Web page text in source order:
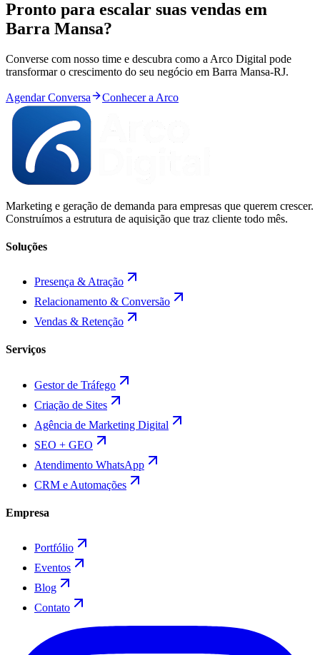
Pronto para escalar suas vendas em
Barra Mansa?
Converse com nosso time e descubra como a Arco Digital pode
transformar o crescimento do seu negócio em Barra Mansa-RJ.
Agendar Conversa Conhecer a Arco
Marketing e geração de demanda para empresas que querem crescer.
Construímos a estrutura de aquisição que traz cliente todo mês.
Soluções
Presença & Atração
Relacionamento & Conversão
Vendas & Retenção
Serviços
Gestor de Tráfego
Criação de Sites
Agência de Marketing Digital
SEO + GEO
Atendimento WhatsApp
CRM e Automações
Empresa
Portfólio
Eventos
Blog
Contato